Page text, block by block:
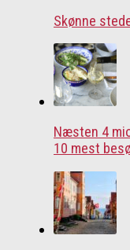
Skønne
Næsten 4
10 mest